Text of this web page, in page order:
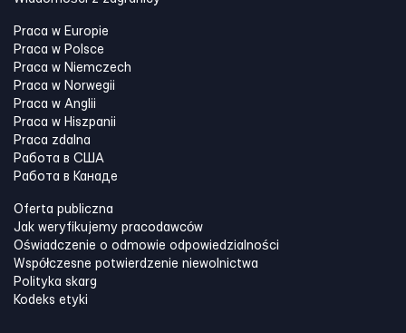
Praca w Europie
Praca w Polsce
Praca w Niemczech
Praca w Norwegii
Praca w Anglii
Praca w Hiszpanii
Praca zdalna
Работа в США
Работа в Канадe
Oferta publiczna
Jak weryfikujemy pracodawców
Oświadczenie o odmowie odpowiedzialności
Współczesne potwierdzenie niewolnictwa
Polityka skarg
Kodeks etyki